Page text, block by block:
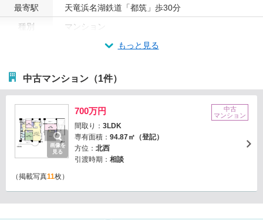
最寄駅
天竜浜名湖鉄道「都筑」歩30分
種別
マンション
もっと見る
中古マンション（1件）
画像を
見る
700万円
間取り： 3LDK
専有面積： 94.87㎡（登記）
方位： 北西
引渡時期： 相談
中古
マンション
（掲載写真11枚）